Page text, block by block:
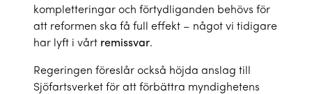
kompletteringar och förtydliganden behövs för
att reformen ska få full effekt – något vi tidigare
har lyft i vårt remissvar.
Regeringen föreslår också höjda anslag till
Sjöfartsverket för att förbättra myndighetens